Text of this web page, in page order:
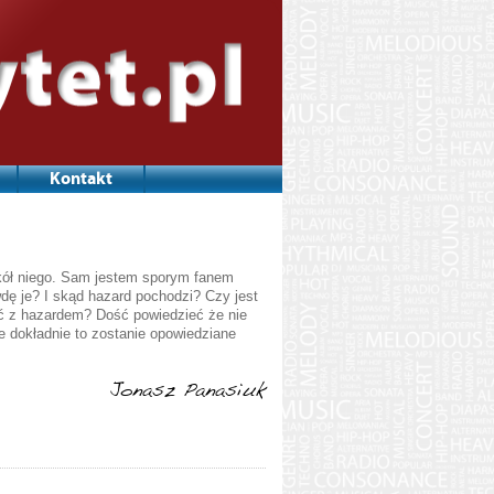
Kontakt
niego. Sam jestem sporym fanem
je? I skąd hazard pochodzi? Czy jest
z hazardem? Dość powiedzieć że nie
to zostanie opowiedziane
Jonasz Panasiuk